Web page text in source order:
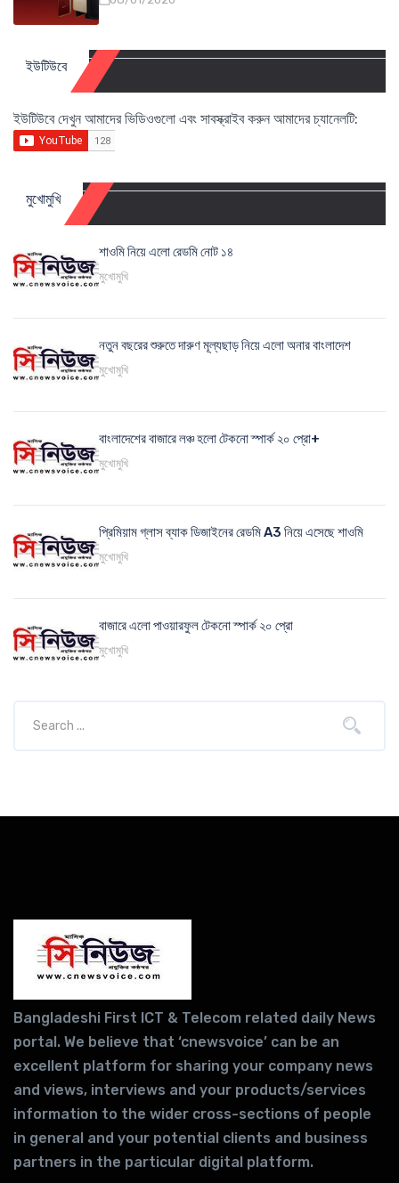
ইউটিউবে
ইউটিউবে দেখুন আমাদের ভিডিওগুলো এবং সাবস্ক্রাইব করুন আমাদের চ্যানেলটি:
মুখোমুখি
শাওমি নিয়ে এলো রেডমি নোট ১৪
মুখোমুখি
নতুন বছরের শুরুতে দারুণ মূল্যছাড় নিয়ে এলো অনার বাংলাদেশ
মুখোমুখি
বাংলাদেশের বাজারে লঞ্চ হলো টেকনো স্পার্ক ২০ প্রো+
মুখোমুখি
প্রিমিয়াম গ্লাস ব্যাক ডিজাইনের রেডমি A3 নিয়ে এসেছে শাওমি
মুখোমুখি
বাজারে এলো পাওয়ারফুল টেকনো স্পার্ক ২০ প্রো
মুখোমুখি
Bangladeshi First ICT & Telecom related daily News
portal. We believe that ‘cnewsvoice’ can be an
excellent platform for sharing your company news
and views, interviews and your products/services
information to the wider cross-sections of people
in general and your potential clients and business
partners in the particular digital platform.